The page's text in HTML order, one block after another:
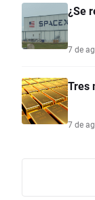
¿Se
7 de
Tres
7 de